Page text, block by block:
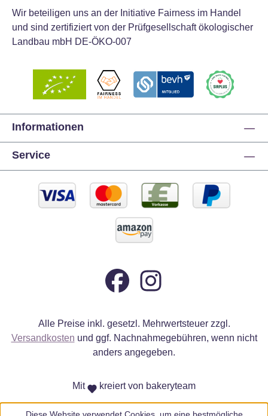
Wir beteiligen uns an der Initiative Fairness im Handel
und sind zertifiziert von der Prüfgesellschaft ökologischer
Landbau mbH DE-ÖKO-007
Informationen
Service
Alle Preise inkl. gesetzl. Mehrwertsteuer zzgl.
Versandkosten und ggf. Nachnahmegebühren, wenn nicht
anders angegeben.
Mit kreiert von bakeryteam